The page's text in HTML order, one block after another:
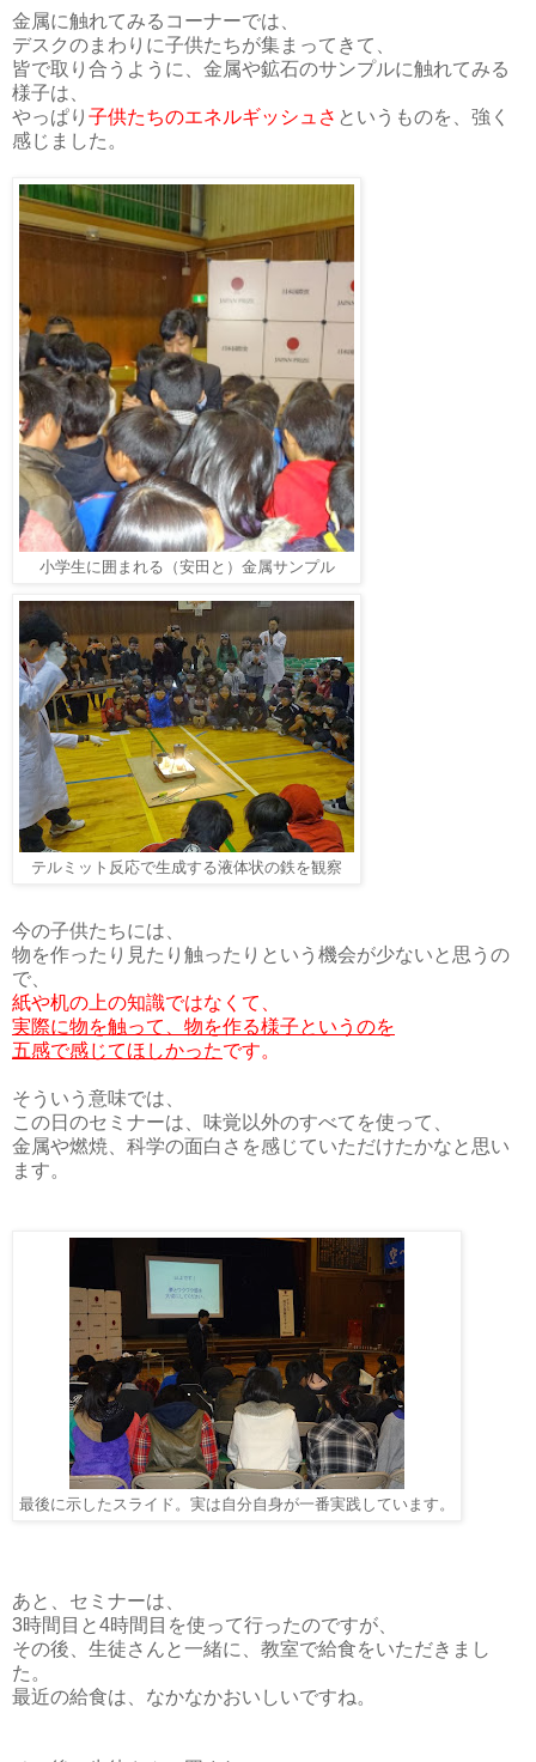
金属に触れてみるコーナーでは、
デスクのまわりに子供たちが集まってきて、
皆で取り合うように、金属や鉱石のサンプルに触れてみる
様子は、
やっぱり 子供たちのエネルギッシュさ というものを、強く
感じました。
小学生に囲まれる（安田と）金属サンプル
テルミット反応で生成する液体状の鉄を観察
今の子供たちには、
物を作ったり見たり触ったりという機会が少ないと思うの
で、
紙や机の上の知識ではなくて、
実際に物を触って、物を作る様子というのを
五感で感じてほしかったです。
そういう意味では、
この日のセミナーは、味覚以外のすべてを使って、
金属や燃焼、科学の面白さを感じていただけたかなと思い
ます。
最後に示したスライド。実は自分自身が一番実践しています。
あと、セミナーは、
3時間目と4時間目を使って行ったのですが、
その後、生徒さんと一緒に、教室で給食をいただきまし
た。
最近の給食は、なかなかおいしいですね。